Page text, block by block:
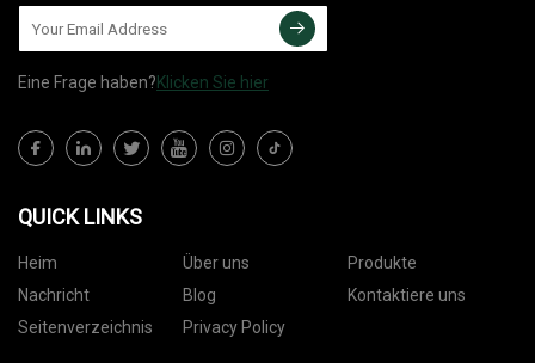
Eine Frage haben?Klicken Sie hier
QUICK LINKS
Heim Über uns
Produkte
Nachricht
Blog
Kontaktiere uns
Seitenverzeichnis
Privacy Policy